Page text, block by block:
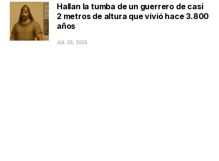
Hallan la tumba de un guerrero de casi
2 metros de altura que vivió hace 3.800
años
JUL 25, 2025